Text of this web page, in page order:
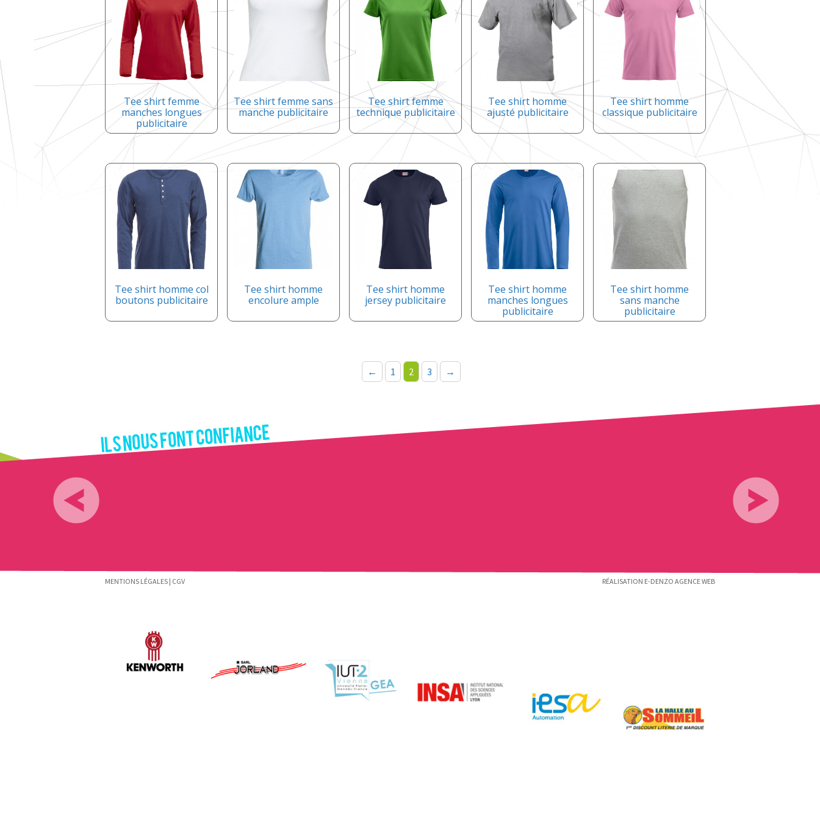
Objets promotionnels Sport et
loisirs
accessoires
Blousons, vestes, parkas
Tee shirt femme
manches longues
publicitaire
Tee shirt femme sans
manche publicitaire
Tee shirt femme
technique publicitaire
Tee shirt homme
ajusté publicitaire
Tee shirt homme
classique publicitaire
Tee shirt homme col
boutons publicitaire
Tee shirt homme
encolure ample
Tee shirt homme
jersey publicitaire
Tee shirt homme
manches longues
publicitaire
Tee shirt homme
sans manche
publicitaire
← 1 2 3 →
MENTIONS LÉGALES | CGV RÉALISATION E-DENZO AGENCE WEB